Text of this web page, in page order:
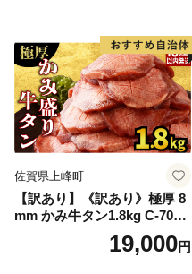
厚切り タン
佐賀県上峰町
【訳あり】《訳あり》極厚 8
mm かみ牛タン1.8kg C-709-
19,000円